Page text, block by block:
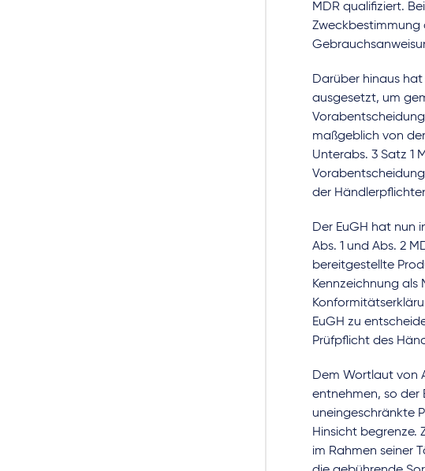
MDR qualifiziert.
Zweckbestimmung
Darüber hinaus hat
ausgesetzt, um
maßgeblich von
Unterabs. 3 Satz 1
der
Der EuGH hat nun
Abs. 1 und Abs. 2
bereitgestellte
Kennzeichnung
EuGH zu
Prüfpflicht des
Dem Wortlaut von
entnehmen, so der
uneingeschränkte
Hinsicht begrenze.
im Rahmen seiner